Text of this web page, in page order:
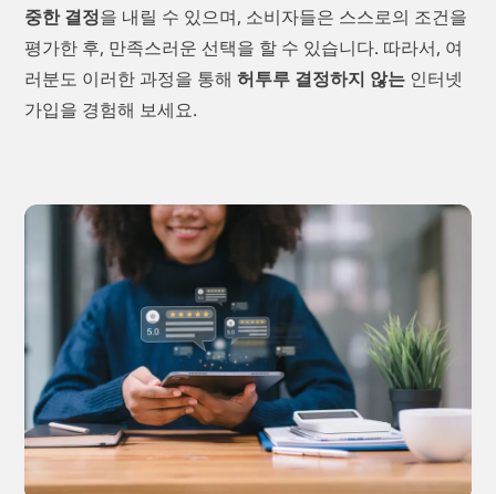
중한 결정을 내릴 수 있으며, 소비자들은 스스로의 조건을
평가한 후, 만족스러운 선택을 할 수 있습니다. 따라서, 여
러분도 이러한 과정을 통해 허투루 결정하지 않는 인터넷
가입을 경험해 보세요.